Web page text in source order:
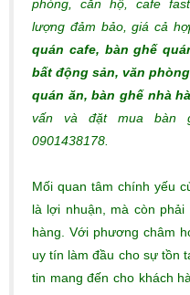
phòng, căn hộ, cafe
lượng đảm bảo, giá cả
quán cafe, bàn ghế
bất động sản, văn
quán ăn, bàn ghế nhà
vấn và đặt mua bàn
0901438178.
Mối quan tâm chính yếu
là lợi nhuận, mà còn
hàng. Với phương châm
uy tín làm đầu cho sự tồn
tin mang đến cho khách